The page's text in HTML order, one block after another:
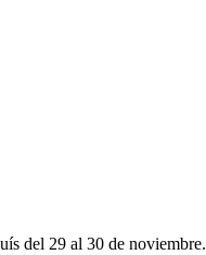
del 29 al 30 de noviembre.